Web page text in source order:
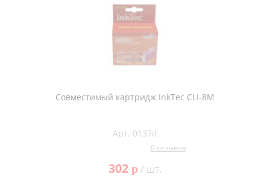
Совместимый картридж InkTec CLI-8M
Арт. 0137it
0 отзывов
302 p/ шт.